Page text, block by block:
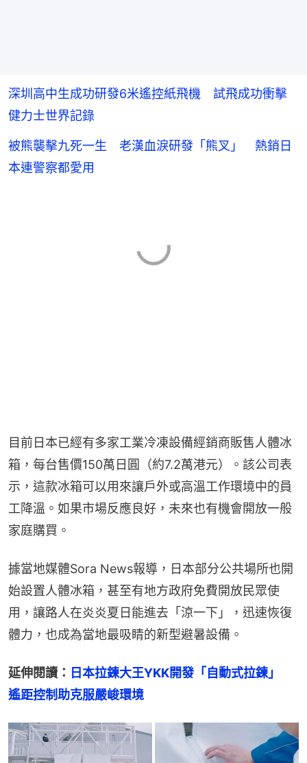
深圳高中生成功研發6米遙控紙飛機 試飛成功衝擊
健力士世界記錄
被熊襲擊九死一生 老漢血淚研發「熊叉」 熱銷日
本連警察都愛用
目前日本已經有多家工業冷凍設備經銷商販售人體冰
箱，每台售價150萬日圓（約7.2萬港元）。該公司表
示，這款冰箱可以用來讓戶外或高溫工作環境中的員
工降溫。如果市場反應良好，未來也有機會開放一般
家庭購買。
據當地媒體Sora News報導，日本部分公共場所也開
始設置人體冰箱，甚至有地方政府免費開放民眾使
用，讓路人在炎炎夏日能進去「涼一下」，迅速恢復
體力，也成為當地最吸睛的新型避暑設備。
延伸閱讀： 日本拉鍊大王YKK開發「自動式拉鍊」
遙距控制助克服嚴峻環境